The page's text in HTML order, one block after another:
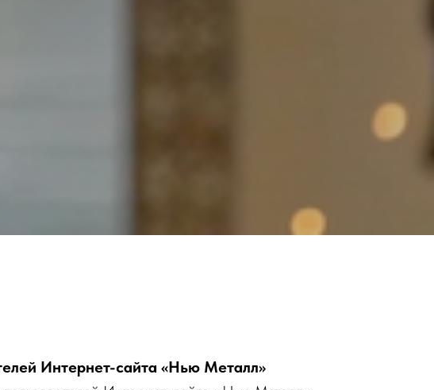
Интернет-сайта «Нью Металл»